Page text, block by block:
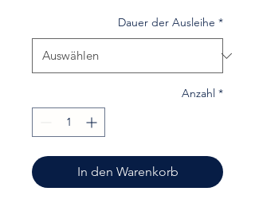
Dauer der Ausleihe *
Anzahl *
In den Warenkorb